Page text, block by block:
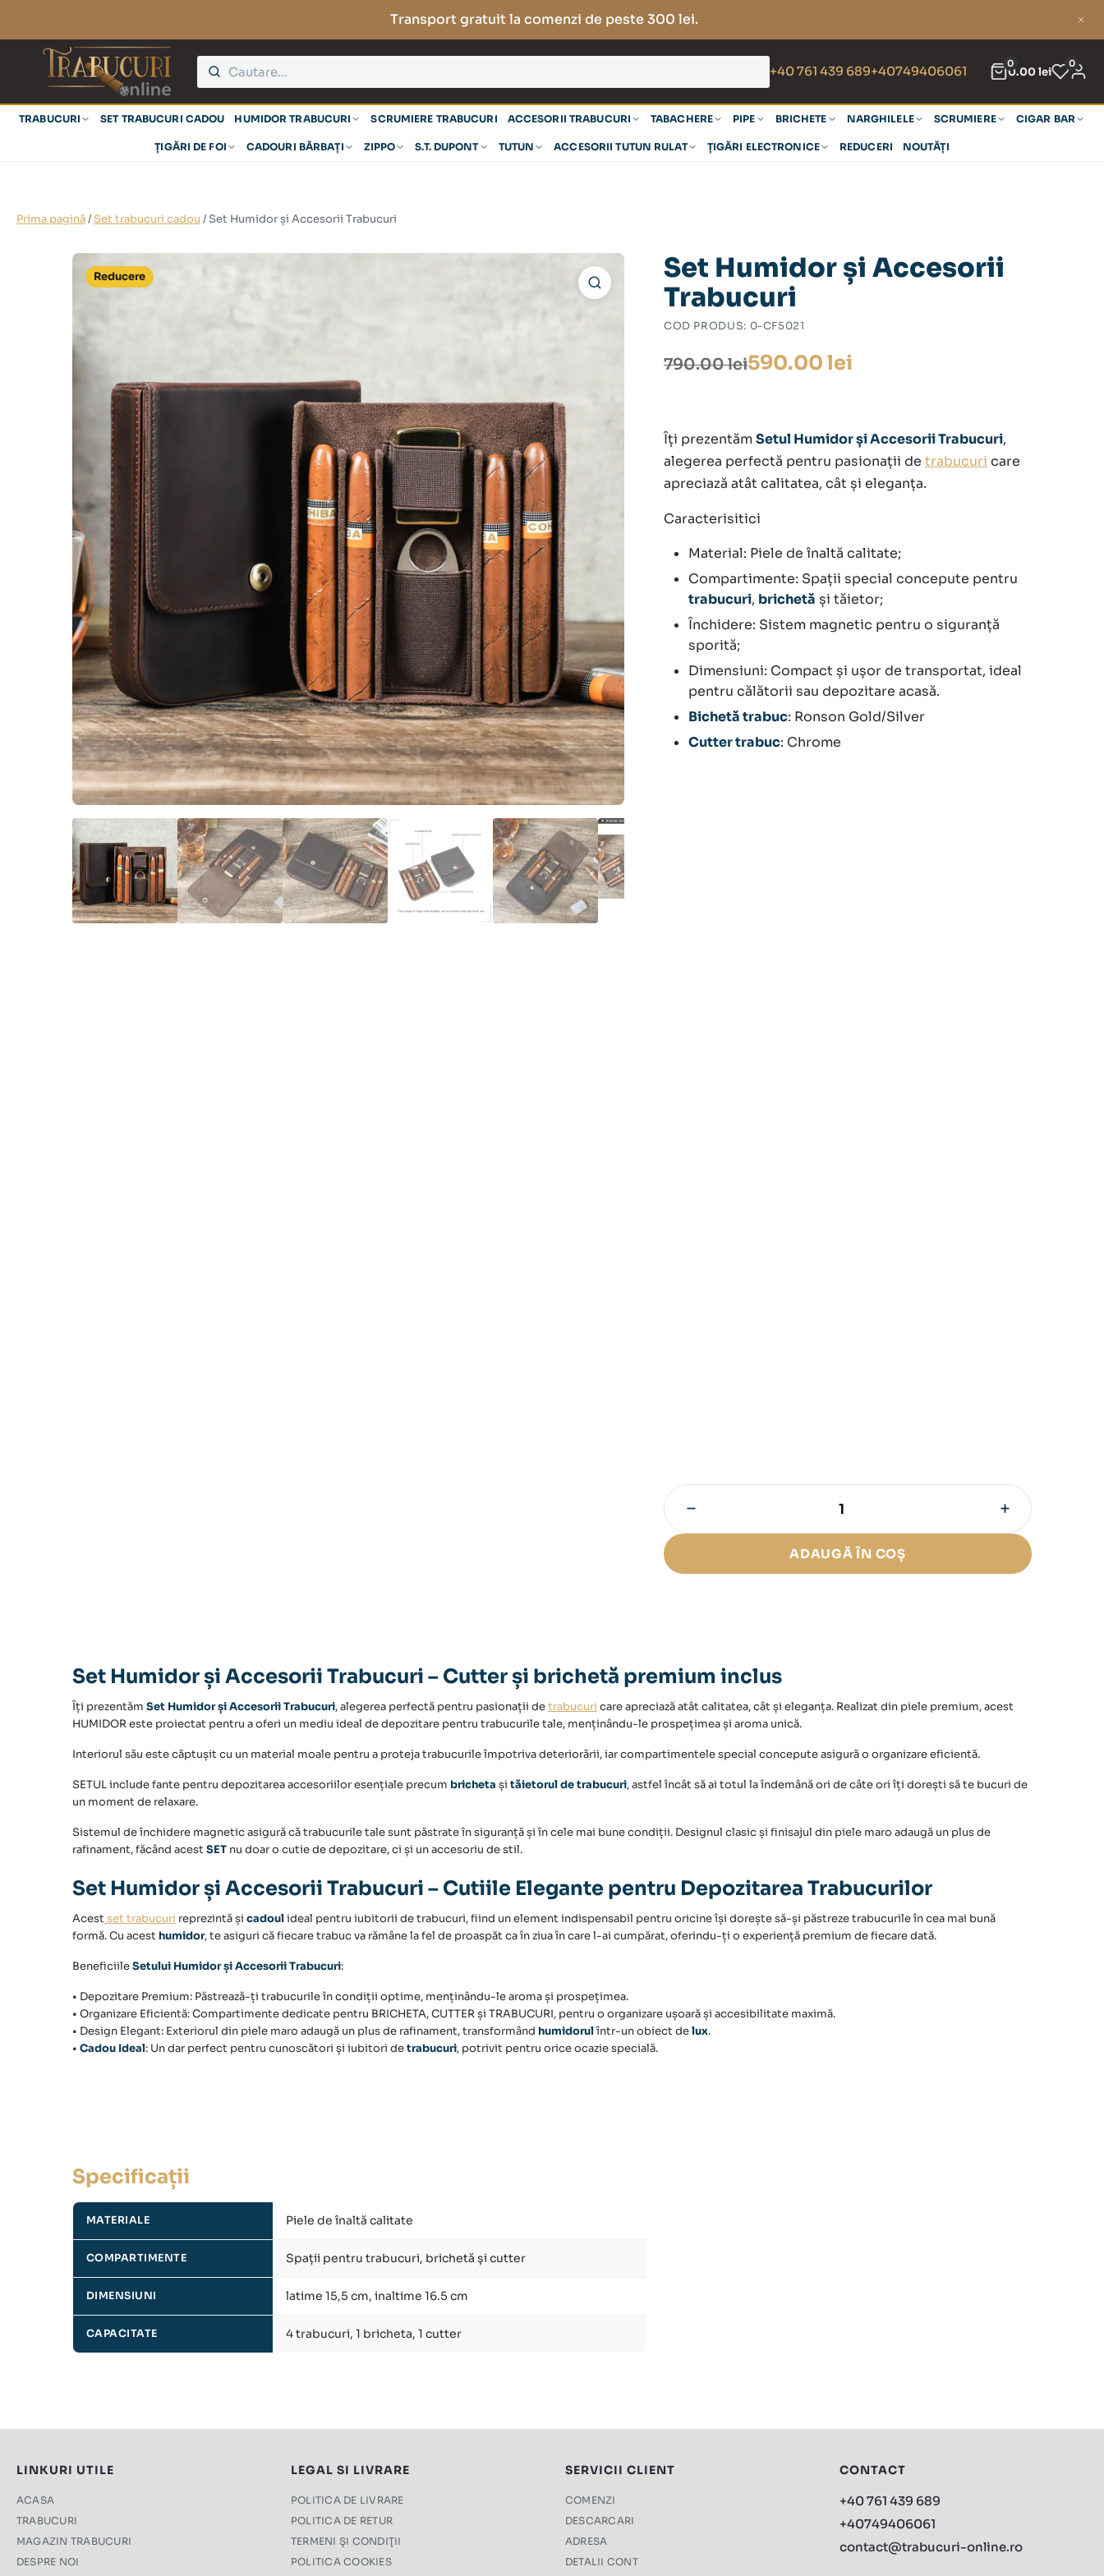
Transport gratuit la comenzi de peste 300 lei.
+40 761 439 689+40749406061 0
0.00lei
0
TRABUCURI SET TRABUCURI CADOU HUMIDOR TRABUCURI SCRUMIERE TRABUCURI ACCESORII TRABUCURI TABACHERE PIPE BRICHETE NARGHILELE SCRUMIERE CIGAR BAR
ȚIGĂRI DE FOI CADOURI BĂRBAȚI ZIPPO S.T. DUPONT TUTUN ACCESORII TUTUN RULAT ȚIGĂRI ELECTRONICE REDUCERI NOUTĂȚI
Prima pagină/Set trabucuri cadou / Set Humidor și Accesorii Trabucuri
Reducere
Set Humidor și Accesorii
Trabucuri
COD PRODUS: 0-CF5021
790.00lei
Prețul
a
fost:
790.00 lei.
590.00 lei
Prețul
este:
590.00 lei.
Îți prezentămSetul Humidor și Accesorii Trabucuri,
alegerea perfectă pentru pasionații de trabucuri care
apreciază atât calitatea, cât și eleganța.
Caracterisitici
Material: Piele de înaltă calitate;
Compartimente: Spații special concepute pentru
trabucuri, brichetă și tăietor;
Închidere: Sistem magnetic pentru o siguranță
sporită;
Dimensiuni: Compact și ușor de transportat, ideal
pentru călătorii sau depozitare acasă.
Bichetă trabuc: Ronson Gold/Silver
Cutter trabuc: Chrome
Set
Accesorii
− +
ADAUGĂ ÎN COȘ
Set Humidor și Accesorii Trabucuri – Cutter și brichetă premium inclus
Îți prezentăm Set Humidor și Accesorii Trabucuri, alegerea perfectă pentru pasionații detrabucuri care apreciază atât calitatea, cât și eleganța. Realizat din piele premium, acest
HUMIDOR este proiectat pentru a oferi un mediu ideal de depozitare pentru trabucurile tale, menținându-le prospețimea și aroma unică.
Interiorul său este căptușit cu un material moale pentru a proteja trabucurile împotriva deteriorării, iar compartimentele special concepute asigură o organizare eficientă.
SETUL include fante pentru depozitarea accesoriilor esențiale precum bricheta și tăietorul de trabucuri, astfel încât să ai totul la îndemână ori de câte ori îți dorești să te bucuri de
un moment de relaxare.
Sistemul de închidere magnetic asigură că trabucurile tale sunt păstrate în siguranță și în cele mai bune condiții. Designul clasic și finisajul din piele maro adaugă un plus de
rafinament, făcând acest SET nu doar o cutie de depozitare, ci și un accesoriu de stil.
Set Humidor și Accesorii Trabucuri – Cutiile Elegante pentru Depozitarea Trabucurilor
Acest set trabucuri reprezintă și cadoulideal pentru iubitorii de trabucuri, fiind un element indispensabil pentru oricine își dorește să-și păstreze trabucurile în cea mai bună
formă. Cu acest humidor, te asiguri că fiecare trabuc va rămâne la fel de proaspăt ca în ziua în care l-ai cumpărat, oferindu-ți o experiență premium de fiecare dată.
BeneficiileSetului Humidor și Accesorii Trabucuri:
• Depozitare Premium: Păstrează-ți trabucurile în condiții optime, menținându-le aroma și prospețimea.
• Organizare Eficientă: Compartimente dedicate pentru BRICHETA, CUTTER și TRABUCURI, pentru o organizare ușoară și accesibilitate maximă.
• Design Elegant: Exteriorul din piele maro adaugă un plus de rafinament, transformând humidorulîntr-un obiect delux.
• Cadou Ideal: Un dar perfect pentru cunoscători și iubitori detrabucuri, potrivit pentru orice ocazie specială.
Specificații
MATERIALE Piele de înaltă calitate
COMPARTIMENTE Spații pentru trabucuri, brichetă și cutter
DIMENSIUNI latime 15,5 cm, inaltime 16.5 cm
CAPACITATE 4 trabucuri, 1 bricheta, 1 cutter
LINKURI UTILE
ACASA
TRABUCURI
MAGAZIN TRABUCURI
DESPRE NOI
LEGAL SI LIVRARE
POLITICA DE LIVRARE
POLITICA DE RETUR
TERMENI ŞI CONDIŢII
POLITICA COOKIES
SERVICII CLIENT
COMENZI
DESCARCARI
ADRESA
DETALII CONT
CONTACT
+40 761 439 689
+40749406061
contact@trabucuri-online.ro